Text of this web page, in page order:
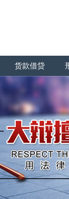
货款借贷